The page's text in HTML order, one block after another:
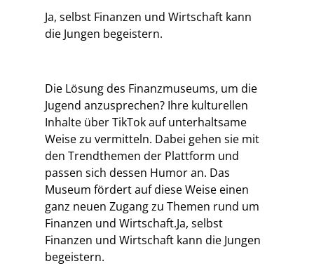
Ja, selbst Finanzen und Wirtschaft kann
die Jungen begeistern.
Die Lösung des Finanzmuseums, um die
Jugend anzusprechen? Ihre kulturellen
Inhalte über TikTok auf unterhaltsame
Weise zu vermitteln. Dabei gehen sie mit
den Trendthemen der Plattform und
passen sich dessen Humor an. Das
Museum fördert auf diese Weise einen
ganz neuen Zugang zu Themen rund um
Finanzen und Wirtschaft.Ja, selbst
Finanzen und Wirtschaft kann die Jungen
begeistern.